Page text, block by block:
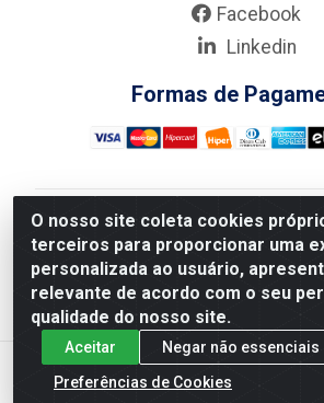
O nosso site coleta cookies
terceiros para proporcionar uma
personalizada ao usuário,
relevante de acordo com o seu
qualidade do nosso site.
Aceitar
Negar não essenciais
Preferências de Cookies
Facebook
Linkedin
Formas de
Nova Boni Distribuidora de Material de
- Rua Alice Tibiriçá, 330 - Vila Da
Janeiro/RJ - CEP: 21.210-110 - CNPJ:
27